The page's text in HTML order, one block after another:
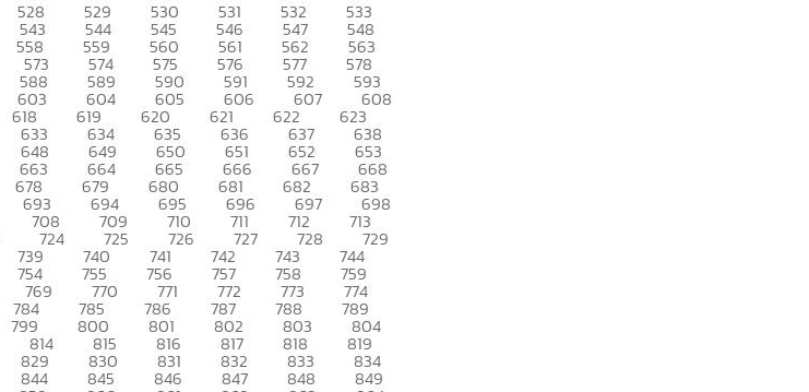
528 529 530 531 532 533
543 544 545 546 547 548
558 559 560 561 562 563
573 574 575 576 577 578
588 589 590 591 592 593
603 604 605 606 607 608
618 619 620 621 622 623
633 634 635 636 637 638
648 649 650 651 652 653
663 664 665 666 667 668
678 679 680 681 682 683
693 694 695 696 697 698
708 709 710 711 712 713
724 725 726 727 728 729
739 740 741 742 743 744
754 755 756 757 758 759
769 770 771 772 773 774
784 785 786 787 788 789
799 800 801 802 803 804
814 815 816 817 818 819
829 830 831 832 833 834
844 845 846 847 848 849